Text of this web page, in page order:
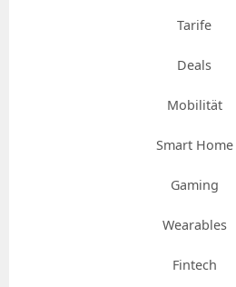
Tarife
Deals
Mobilität
Smart Home
Gaming
Wearables
Fintech